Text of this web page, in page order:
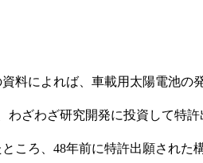
料によれば、車載用太陽電池の
ざわざ研究開発に投資して特
ころ、48年前に特許出願された